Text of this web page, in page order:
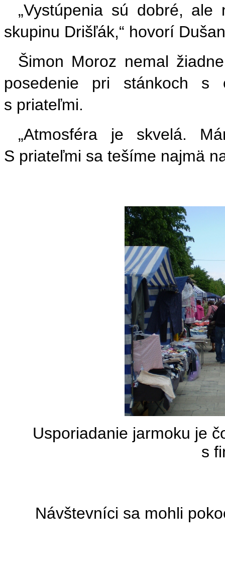
„Vystúpenia sú dobré,
skupinu Drišľák,“ hovorí
Šimon Moroz nemal
posedenie pri stánkoch s
s priateľmi.
„Atmosféra je skvelá.
S priateľmi sa tešíme najmä
Usporiadanie jarmoku je
s
Návštevníci sa mohli